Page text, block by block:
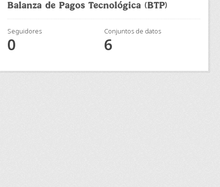
Balanza de Pagos Tecnológica (BTP)
Seguidores
0
Conjuntos de datos
6